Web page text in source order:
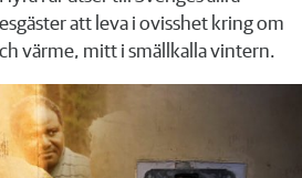
att leva i ovisshet kring om
värme, mitt i smällkalla vintern.